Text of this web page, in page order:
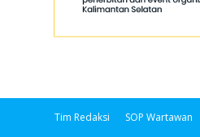
Tim Redaksi SOP Wartawan